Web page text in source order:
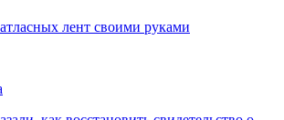
лент своими руками